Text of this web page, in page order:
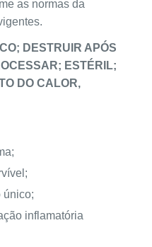
as normas da
DESTRUIR APÓS
ESTÉRIL;
DO CALOR,
único;
inflamatória